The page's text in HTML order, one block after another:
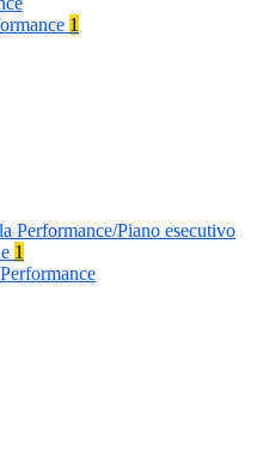
1
Performance/Piano esecutivo
1